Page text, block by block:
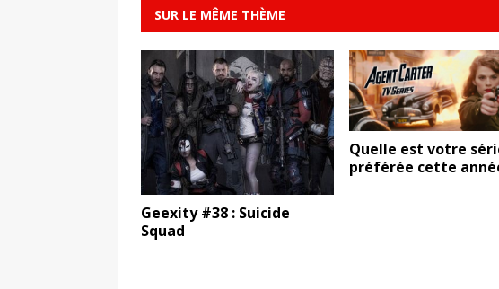
SUR LE MÊME THÈME
Geexity #38 : Suicide
Squad
Quelle est votre
préférée cette